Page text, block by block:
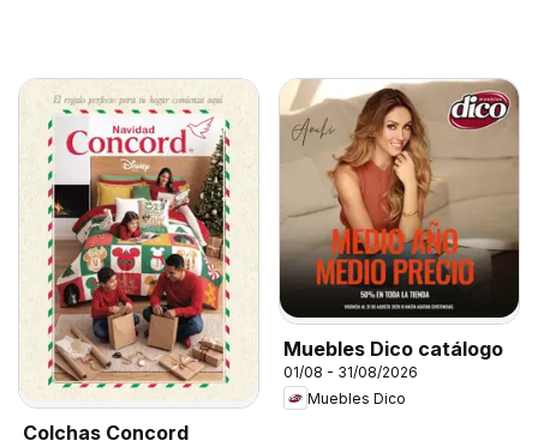
Colchas Concord
Muebles Dico catálogo
01/08 - 31/08/2026
Muebles Dico